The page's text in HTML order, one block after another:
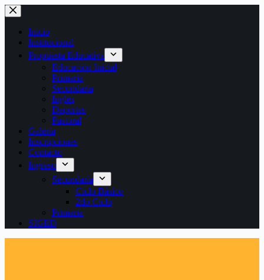
Saltar
al
contenido
Inicio
Institucional
Propuesta Educativa
Educación Inicial
Primaria
Secundaria
Inglés
Deportes
Pastoral
Galería
Inscripciones
Contacto
Ingreso
Secundaria
Ciclo Básico
2do Ciclo
Primaria
SIGED